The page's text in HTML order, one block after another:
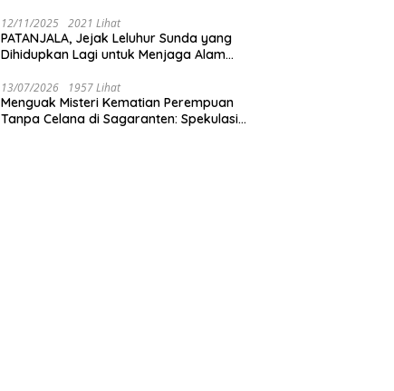
RS Sekarwangi
12/11/2025 2021 Lihat
PATANJALA, Jejak Leluhur Sunda yang
Dihidupkan Lagi untuk Menjaga Alam
13/07/2026 1957 Lihat
Menguak Misteri Kematian Perempuan
Tanpa Celana di Sagaranten: Spekulasi